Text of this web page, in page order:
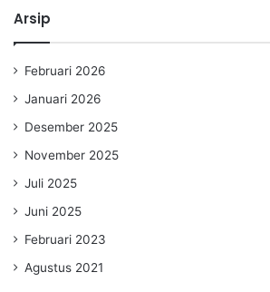
Arsip
Februari 2026
Januari 2026
Desember 2025
November 2025
Juli 2025
Juni 2025
Februari 2023
Agustus 2021